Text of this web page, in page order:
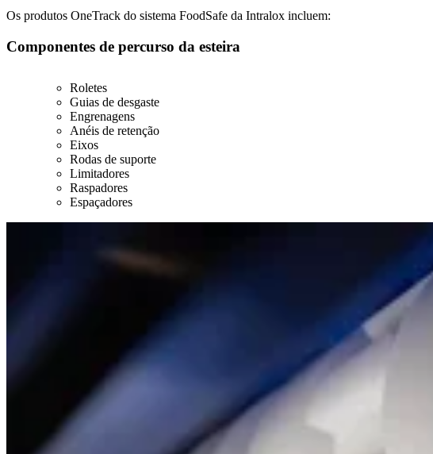
Os produtos OneTrack do sistema FoodSafe da Intralox incluem:
Componentes de percurso da esteira
Roletes
Guias de desgaste
Engrenagens
Anéis de retenção
Eixos
Rodas de suporte
Limitadores
Raspadores
Espaçadores